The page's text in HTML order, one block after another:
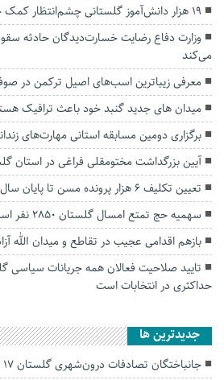
۱۹ هزار دانش‌آموز گلستانی چشم‌انتظار کمک خیرین هستند
وزارت دفاع رضایت خسارت‌دیدگان حادثه
می‌کند
معرفی زیباترین اسب‌های اصیل ترکمن در
میدان های جدید گنبد خود باعث ترافیک
برگزاری دومین مسابقه استانی مهارت‌های
آیین بزرگداشت مختومقلی فراغی در استان
تعیین تکلیف ۶ هزار پرونده مسن تا پایان سال در مراجع قضایی گلستان
سهمیه حج تمتع امسال گلستان ۲۸۵۰ نفر است
بازهم اقدامی عجیب در تقاطع و میدان الله
تایید صلاحیت فعالان همه جریانات سیاسی
حداکثری در انتخابات است
جديدترين ها
جانباختگان تصادفات درون‌شهری گلستان ۱۷ درصد کاهش یافت